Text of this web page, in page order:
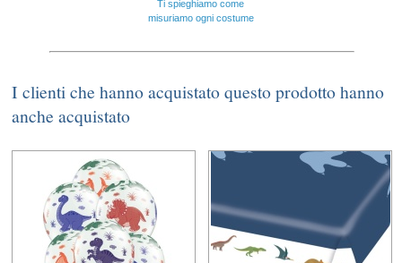
Ti spieghiamo come
misuriamo ogni costume
I clienti che hanno acquistato questo prodotto hanno
anche acquistato